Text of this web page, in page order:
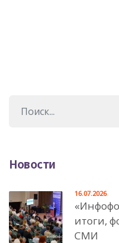
Новости
итоги,
СМИ
16.07.2026